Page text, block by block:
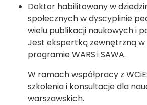
Doktor habilitowany w
społecznych w dyscyplinie
wielu publikacji naukowych i
Jest ekspertką zewnętrzną w
programie WARS i SAWA.
W ramach współpracy z
szkolenia i konsultacje dla
warszawskich.